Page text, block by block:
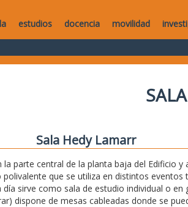
estudios docencia movilidad
Sala Hedy Lamarr
la parte central de la planta baja del Edificio
que se utiliza en distintos eventos
sirve como sala de estudio individual o
dispone de mesas cableadas donde se